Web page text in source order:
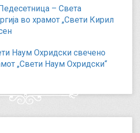
– Света
во храмот „Свети Кирил
Наум Охридски свечено
„Свети Наум Охридски“